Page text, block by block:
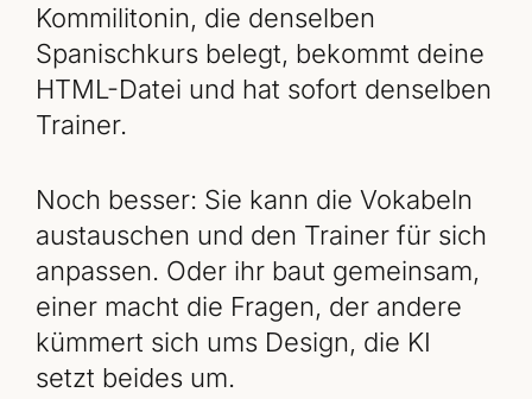
Kommilitonin, die denselben
Spanischkurs belegt, bekommt deine
HTML-Datei und hat sofort denselben
Trainer.
Noch besser: Sie kann die Vokabeln
austauschen und den Trainer für sich
anpassen. Oder ihr baut gemeinsam,
einer macht die Fragen, der andere
kümmert sich ums Design, die KI
setzt beides um.